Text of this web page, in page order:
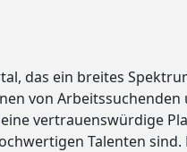
das ein breites
von Arbeitssuchenden
vertrauenswürdige
Talenten sind.